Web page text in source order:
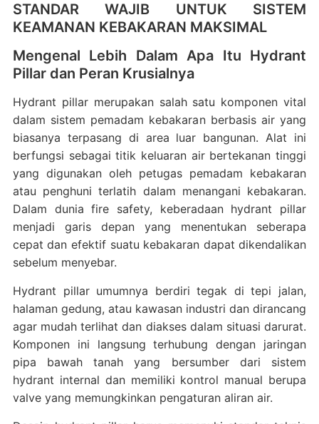
STANDAR WAJIB UNTUK SISTEM
KEAMANAN KEBAKARAN MAKSIMAL
Mengenal Lebih Dalam Apa Itu Hydrant
Pillar dan Peran Krusialnya
Hydrant pillar merupakan salah satu komponen vital
dalam sistem pemadam kebakaran berbasis air yang
biasanya terpasang di area luar bangunan. Alat ini
berfungsi sebagai titik keluaran air bertekanan tinggi
yang digunakan oleh petugas pemadam kebakaran
atau penghuni terlatih dalam menangani kebakaran.
Dalam dunia fire safety, keberadaan hydrant pillar
menjadi garis depan yang menentukan seberapa
cepat dan efektif suatu kebakaran dapat dikendalikan
sebelum menyebar.
Hydrant pillar umumnya berdiri tegak di tepi jalan,
halaman gedung, atau kawasan industri dan dirancang
agar mudah terlihat dan diakses dalam situasi darurat.
Komponen ini langsung terhubung dengan jaringan
pipa bawah tanah yang bersumber dari sistem
hydrant internal dan memiliki kontrol manual berupa
valve yang memungkinkan pengaturan aliran air.